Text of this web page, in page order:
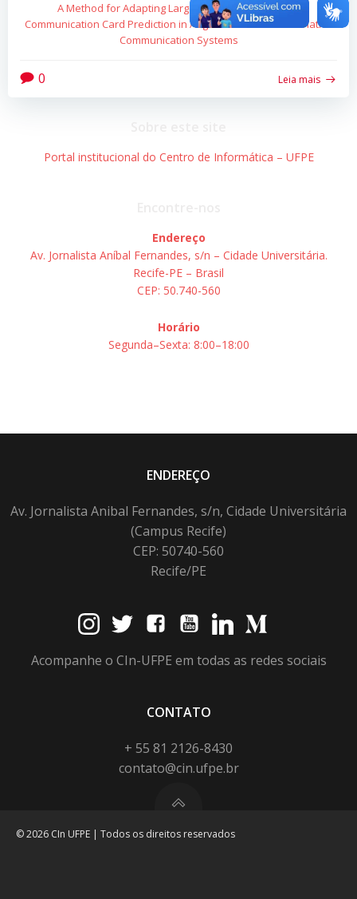
A Method for Adapting Large Language Models for
Communication Card Prediction in Augmentative and Alternative
Communication Systems
0 Leia mais
Portal institucional do Centro de Informática – UFPE
Endereço
Av. Jornalista Aníbal Fernandes, s/n – Cidade Universitária.
Recife-PE – Brasil
CEP: 50.740-560
Horário
Segunda–Sexta: 8:00–18:00
ENDEREÇO
Av. Jornalista Anibal Fernandes, s/n, Cidade Universitária
(Campus Recife)
CEP: 50740-560
Recife/PE
Acompanhe o CIn-UFPE em todas as redes sociais
CONTATO
+ 55 81 2126-8430
contato@cin.ufpe.br
© 2026 CIn UFPE | Todos os direitos reservados